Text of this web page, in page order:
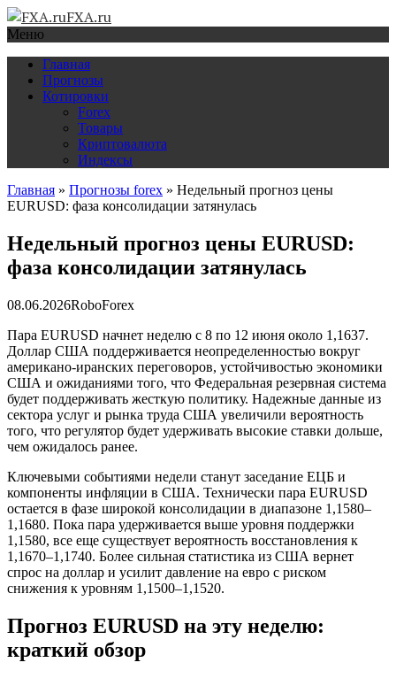
FXA.ru
Меню
Главная
Прогнозы
Котировки
Forex
Товары
Криптовалюта
Индексы
Главная » Прогнозы forex » Недельный прогноз цены
EURUSD: фаза консолидации затянулась
Недельный прогноз цены EURUSD:
фаза консолидации затянулась
08.06.2026RoboForex
Пара EURUSD начнет неделю с 8 по 12 июня около 1,1637.
Доллар США поддерживается неопределенностью вокруг
американо-иранских переговоров, устойчивостью экономики
США и ожиданиями того, что Федеральная резервная система
будет поддерживать жесткую политику. Надежные данные из
сектора услуг и рынка труда США увеличили вероятность
того, что регулятор будет удерживать высокие ставки дольше,
чем ожидалось ранее.
Ключевыми событиями недели станут заседание ЕЦБ и
компоненты инфляции в США. Технически пара EURUSD
остается в фазе широкой консолидации в диапазоне 1,1580–
1,1680. Пока пара удерживается выше уровня поддержки
1,1580, все еще существует вероятность восстановления к
1,1670–1,1740. Более сильная статистика из США вернет
спрос на доллар и усилит давление на евро с риском
снижения к уровням 1,1500–1,1520.
Прогноз EURUSD на эту неделю:
краткий обзор